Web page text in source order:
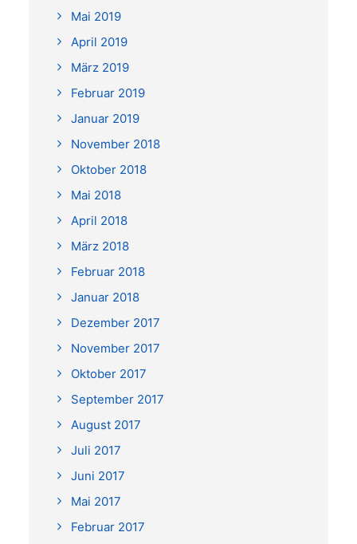
Mai 2019
April 2019
März 2019
Februar 2019
Januar 2019
November 2018
Oktober 2018
Mai 2018
April 2018
März 2018
Februar 2018
Januar 2018
Dezember 2017
November 2017
Oktober 2017
September 2017
August 2017
Juli 2017
Juni 2017
Mai 2017
Februar 2017